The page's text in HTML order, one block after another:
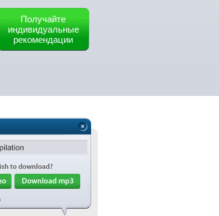
Получайте
индивидуальные
рекомендации